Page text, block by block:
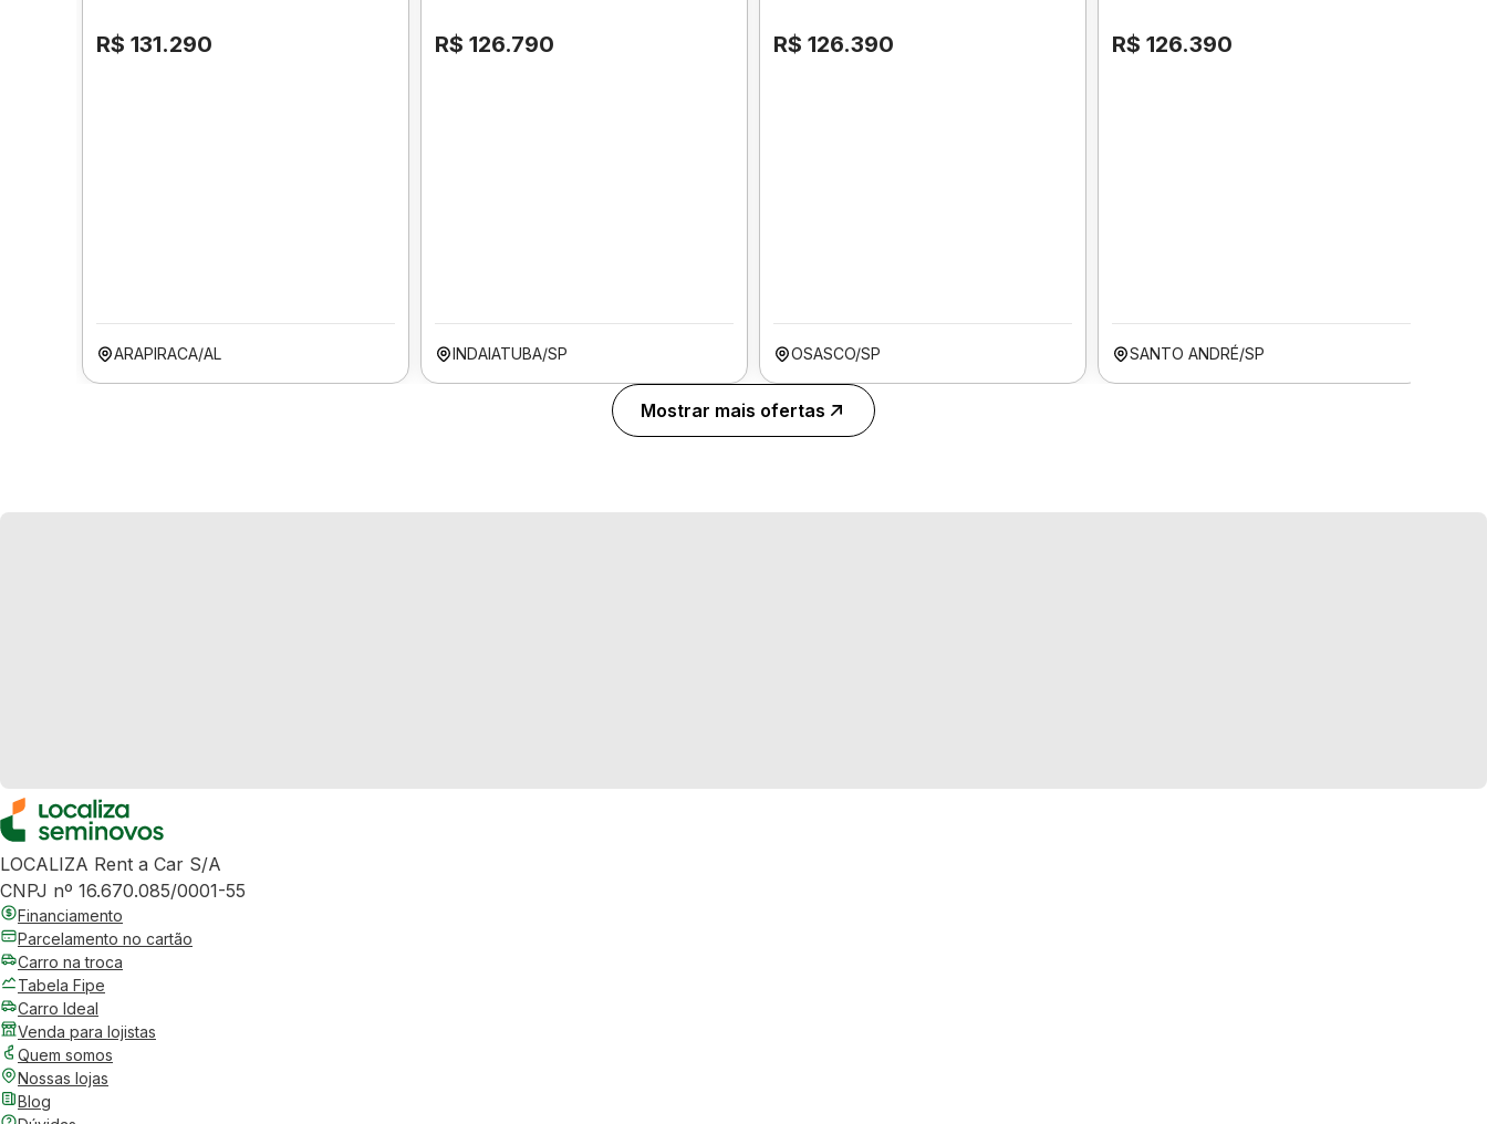
R$ 131.290
ARAPIRACA/AL
R$ 126.790
INDAIATUBA/SP
R$ 126.390
OSASCO/SP
R$ 126.390
SANTO ANDRÉ/SP
Mostrar mais ofertas
LOCALIZA Rent a Car S/A
CNPJ nº 16.670.085/0001-55
Financiamento
Parcelamento no cartão
Carro na troca
Tabela Fipe
Carro Ideal
Venda para lojistas
Quem somos
Nossas lojas
Blog